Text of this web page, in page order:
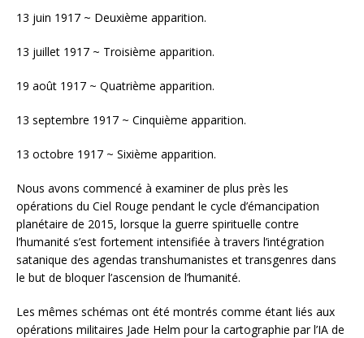
13 juin 1917 ~ Deuxième apparition.
13 juillet 1917 ~ Troisième apparition.
19 août 1917 ~ Quatrième apparition.
13 septembre 1917 ~ Cinquième apparition.
13 octobre 1917 ~ Sixième apparition.
Nous avons commencé à examiner de plus près les
opérations du Ciel Rouge pendant le cycle d’émancipation
planétaire de 2015, lorsque la guerre spirituelle contre
l’humanité s’est fortement intensifiée à travers l’intégration
satanique des agendas transhumanistes et transgenres dans
le but de bloquer l’ascension de l’humanité.
Les mêmes schémas ont été montrés comme étant liés aux
opérations militaires Jade Helm pour la cartographie par l’IA de